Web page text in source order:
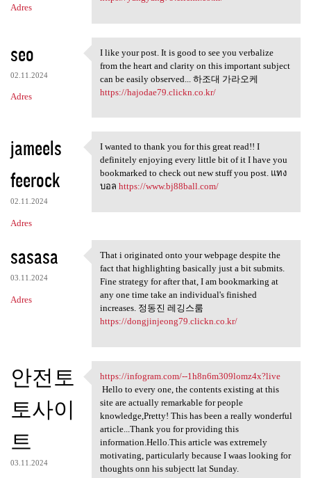
Adres
seo
02.11.2024
Adres
I like your post. It is good
I like your post. It is good to see you verbalize
from the heart and clarity on this important subject
can be easily observed... 하조대 가라오케
https://hajodae79.clickn.co.kr/
jameels
feerock
02.11.2024
Adres
I wanted to thank you for
I wanted to thank you for this great read!! I
definitely enjoying every little bit of it I have you
bookmarked to check out new stuff you post. แทง
บอล https://www.bj88ball.com/
sasasa
03.11.2024
Adres
That i originated onto your
That i originated onto your webpage despite the
fact that highlighting basically just a bit submits.
Fine strategy for after that, I am bookmarking at
any one time take an individual's finished
increases. 정동진 레깅스룸
https://dongjinjeong79.clickn.co.kr/
안전토
토사이
트
03.11.2024
https://infogram.com/-
https://infogram.com/--1h8n6m309lomz4x?live
Hello to every one, the contents existing at this
site are actually remarkable for people
knowledge,Pretty! This has been a really wonderful
article...Thank you for providing this
information.Hello.This article was extremely
motivating, particularly because I waas looking for
thoughts onn his subjectt lat Sunday.